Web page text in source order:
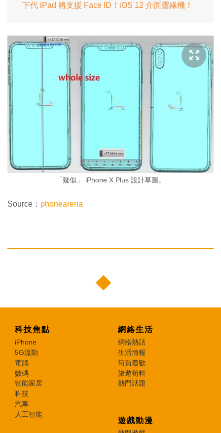
下代 iPad 將支援 Face ID！iOS 12 介面露緣機！
「疑似」 iPhone X Plus 設計草圖。
Source： phonearena
科技焦點
iPhone
5G流動
電腦
數碼
智能家居
科技
汽車
人工智能
網絡生活
網絡熱話
生活情報
筍買着數
旅遊筍料
熱門話題
遊戲動漫